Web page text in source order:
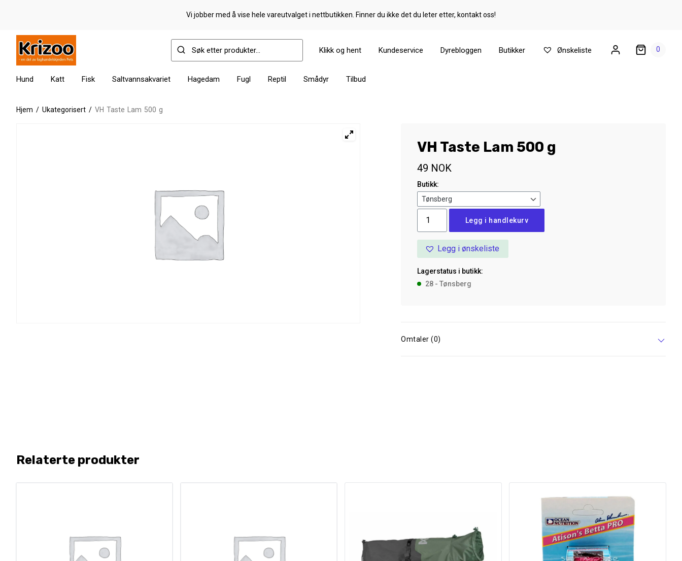
Vi jobber med å vise hele vareutvalget i nettbutikken. Finner du ikke det du leter etter, kontakt oss!
0
Klikk og hent Kundeservice Dyrebloggen Butikker Ønskeliste
Hund Katt Fisk Saltvannsakvariet Hagedam Fugl Reptil Smådyr Tilbud
Hjem / Ukategorisert / VH Taste Lam 500 g
VH Taste Lam 500 g
49 NOK
Butikk:
Taste
Lam
500
antall
Legg i handlekurv
Legg i ønskeliste
Lagerstatus i butikk:
28 - Tønsberg
Omtaler (0)
Relaterte produkter